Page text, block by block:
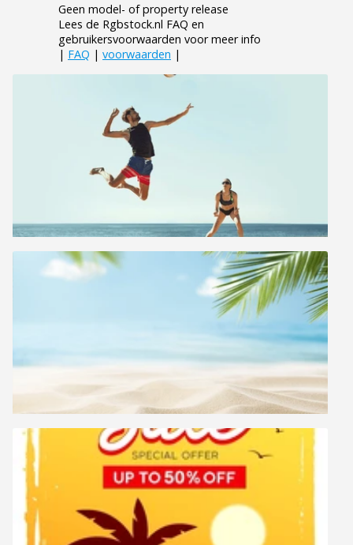
Geen model- of property release
Lees de Rgbstock.nl FAQ en
gebruikersvoorwaarden voor meer info
| FAQ | voorwaarden |